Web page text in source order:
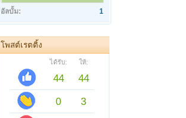
อัลบั้ม: 1
โพสต์เรตติ้ง
ได้รับ: ให้:
44
44
0
3